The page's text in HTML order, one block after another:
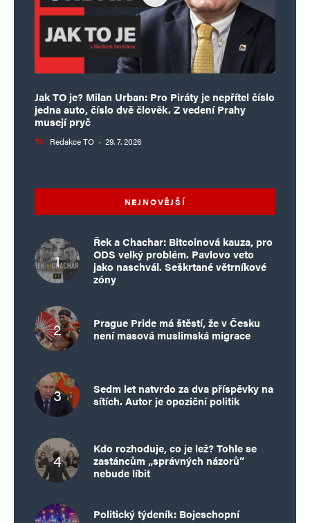
Jak TO je? Milan Urban: Pro Piráty je nepřítel číslo
jedna auto, číslo dvě člověk. Z vedení Prahy
musejí pryč
Redakce TO · 29. 7. 2026
NEJNOVĚJŠÍ
Řek a Chachar: Bitcoinová kauza, pro
ODS velký problém. Pavlovo veto
jako naschvál. Seškrtané větrníkové
zóny
Prague Pride má štěstí, že v Česku
není masová muslimská migrace
Sedm let natvrdo za dva příspěvky na
sítích. Autor je opoziční politik
Kdo rozhoduje, co je lež? Tohle se
zastáncům „správných názorů“
nebude líbit
Politický týdeník: Bojeschopní